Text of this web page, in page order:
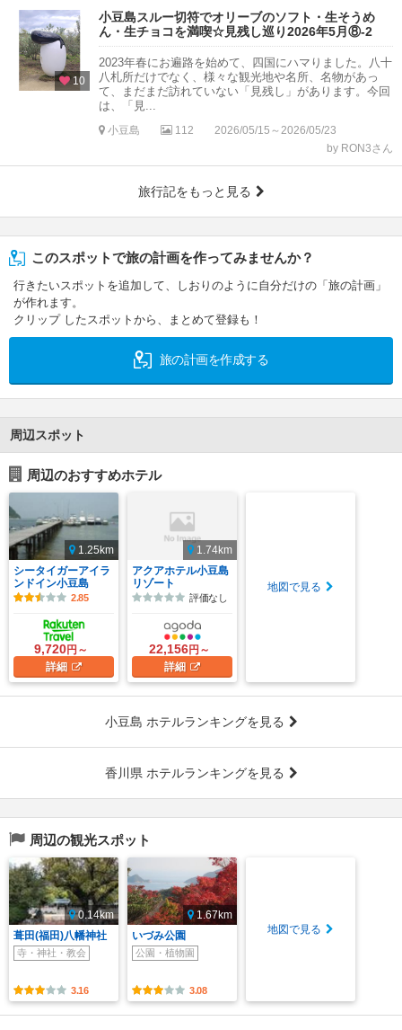
10
小豆島スルー切符でオリーブのソフト・生そうめ
ん・生チョコを満喫☆見残し巡り2026年5月⑧-2
2023年春にお遍路を始めて、四国にハマりました。八十
八札所だけでなく、様々な観光地や名所、名物があっ
て、まだまだ訪れていない「見残し」があります。今回
は、「見...
小豆島 112
2026/05/15～2026/05/23
by RON3さん
旅行記をもっと見る
このスポットで旅の計画を作ってみませんか？
行きたいスポットを追加して、しおりのように自分だけの「旅の計画」
が作れます。
クリップ したスポットから、まとめて登録も！
旅の計画を作成する
周辺スポット
周辺のおすすめホテル
1.25km
シータイガーアイラ
ンドイン小豆島
2.85
9,720円～
詳細
1.74km
アクアホテル小豆島
リゾート
評価なし
22,156円～
詳細
地図で見る
小豆島 ホテルランキングを見る
香川県 ホテルランキングを見る
周辺の観光スポット
0.14km
葺田(福田)八幡神社
寺・神社・教会
3.16
1.67km
いづみ公園
公園・植物園
3.08
地図で見る